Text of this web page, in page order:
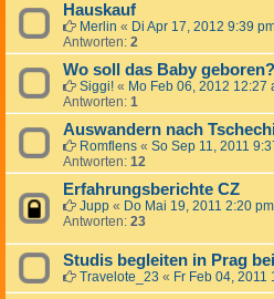
Hauskauf
Merlin « Di Apr 17, 2012 9:39
Antworten: 2
Wo soll das Baby
Siggi! « Mo Feb 06, 2012 12:27
Antworten: 1
Auswandern nach
Romflens « So Sep 11, 2011
Antworten: 12
Erfahrungsberichte CZ
Jupp « Do Mai 19, 2011 2:20 pm
Antworten: 23
Studis begleiten in Prag
Travelote_23 « Fr Feb 04, 2011